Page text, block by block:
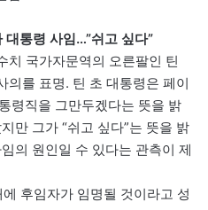
대통령 사임…”쉬고 싶다”
치 국가자문역의 오른팔인 틴
의를 표명. 틴 초 대통령은 페이
령직을 그만두겠다는 뜻을 밝
만 그가 “쉬고 싶다”는 뜻을 밝
의 원인일 수 있다는 관측이 제
후임자가 임명될 것이라고 성